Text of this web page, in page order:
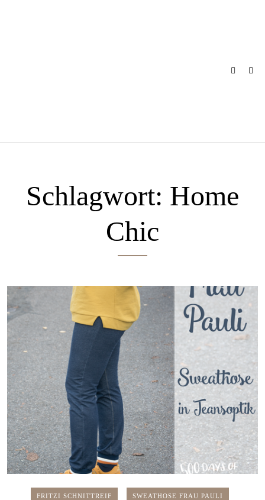
Schlagwort: Home
Chic
FRITZI SCHNITTREIF SWEATHOSE FRAU PAULI